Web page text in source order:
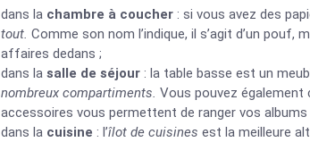
dans la chambre à coucher : si vous avez des
tout. Comme son nom l’indique, il s’agit d’un
affaires dedans ;
dans la salle de séjour : la table basse est un
nombreux compartiments. Vous pouvez également
accessoires vous permettent de ranger vos
dans la cuisine : l’îlot de cuisines est la meilleure